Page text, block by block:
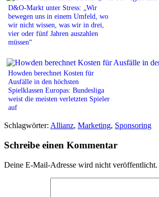
D&O-Markt unter Stress: „Wir
bewegen uns in einem Umfeld, wo
wir nicht wissen, was wir in drei,
vier oder fünf Jahren auszahlen
müssen“
Howden berechnet Kosten für
Ausfälle in den höchsten
Spielklassen Europas: Bundesliga
weist die meisten verletzten Spieler
auf
Schlagwörter: Allianz, Marketing, Sponsoring
Schreibe einen Kommentar
Deine E-Mail-Adresse wird nicht veröffentlicht.